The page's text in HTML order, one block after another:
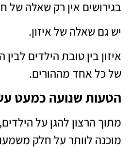
בגירושים אין רק שאלה של
יש גם שאלה של איזון.
איזון בין טובת הילדים לבין
של כל אחד מההורים.
הטעות שנועה כמעט
מתוך הרצון להגן על
מוכנה לוותר על חלק